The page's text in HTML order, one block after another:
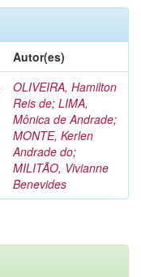
Autor(es)
OLIVEIRA, Hamilton
Reis de; LIMA,
Mônica de Andrade;
MONTE, Kerlen
Andrade do;
MILITÃO, Vivianne
Benevides